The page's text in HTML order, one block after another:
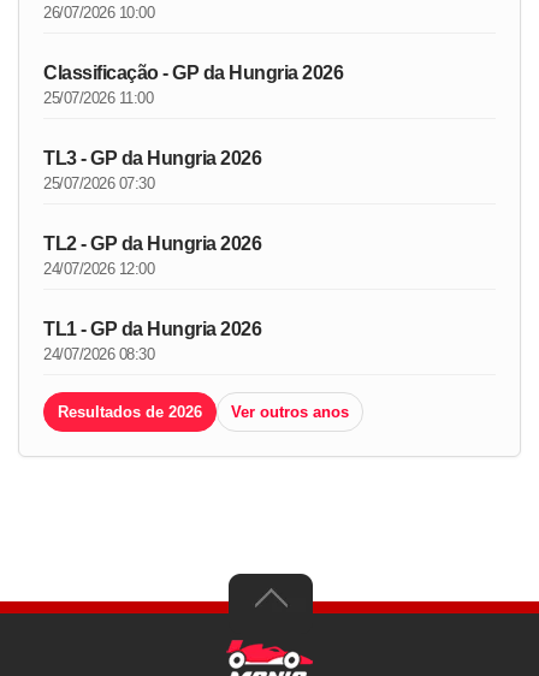
26/07/2026 10:00
Classificação - GP da Hungria 2026
25/07/2026 11:00
TL3 - GP da Hungria 2026
25/07/2026 07:30
TL2 - GP da Hungria 2026
24/07/2026 12:00
TL1 - GP da Hungria 2026
24/07/2026 08:30
Resultados de 2026 Ver outros anos